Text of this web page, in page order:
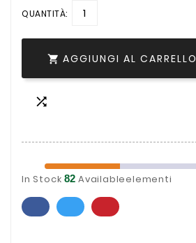
QUANTITÀ:
 AGGIUNGI AL CARRELLO

In Stock82 Availableelementi